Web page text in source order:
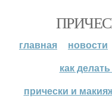
главная новости
как
прически и